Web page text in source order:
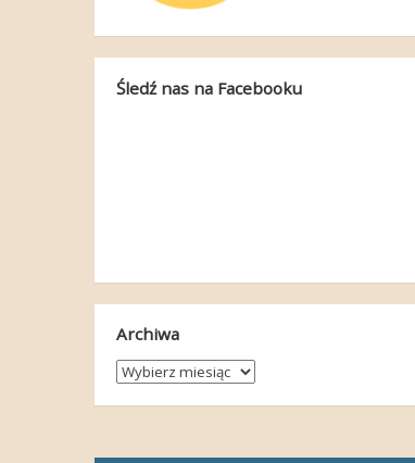
Śledź nas na Facebooku
Archiwa
Archiwa